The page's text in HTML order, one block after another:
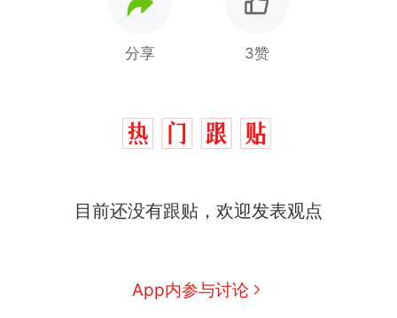
分享 3赞
目前还没有跟贴，欢迎发表观点
App内参与讨论
似南京大学数院院长辞职信流
源；曾用手绘图做头像
协会回应
男子上山采菌偶然发现鸡枞菌
窝，原地守1天等它长大：挖了